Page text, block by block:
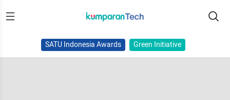
SATU Indonesia Awards Green Initiative